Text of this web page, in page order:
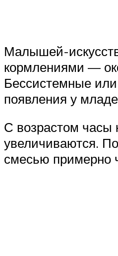
Малышей-
кормлениями —
Бессистемные
появления у
С возрастом
увеличиваются.
смесью примерно